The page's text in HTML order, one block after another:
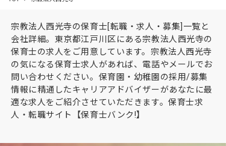
宗教法人西光寺の保育士[転職・求人・募集]一覧と
会社詳細。東京都江戸川区にある宗教法人西光寺の
保育士の求人をご用意しています。宗教法人西光寺
の気になる保育士求人があれば、電話やメールでお
問い合わせください。保育園・幼稚園の採用/募集
情報に精通したキャリアアドバイザーがあなたに最
適な求人をご紹介させていただきます。保育士求
人・転職サイト【保育士バンク!】